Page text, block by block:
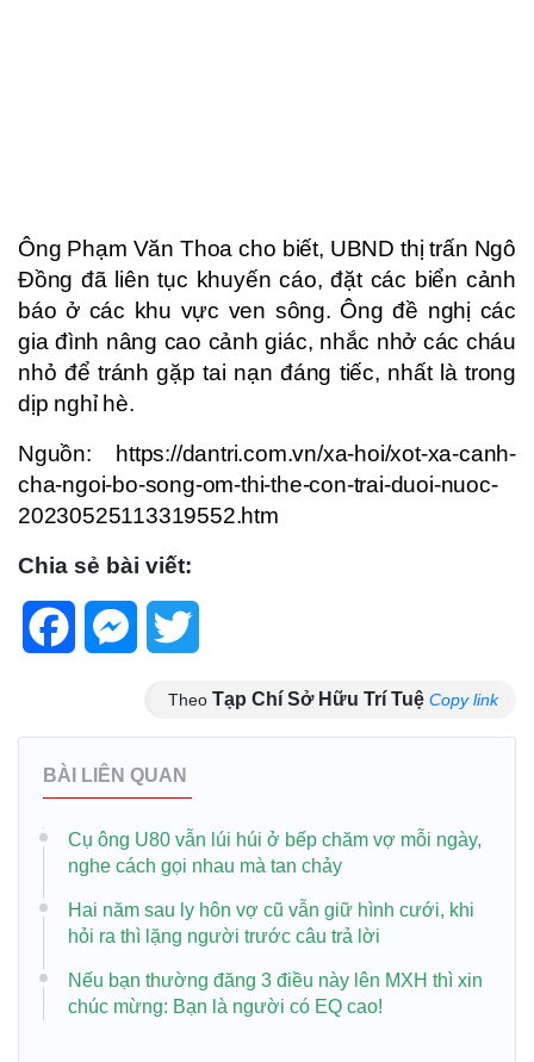
Ông Phạm Văn Thoa cho biết, UBND thị trấn Ngô
Đồng đã liên tục khuyến cáo, đặt các biển cảnh
báo ở các khu vực ven sông. Ông đề nghị các
gia đình nâng cao cảnh giác, nhắc nhở các cháu
nhỏ để tránh gặp tai nạn đáng tiếc, nhất là trong
dịp nghỉ hè.
Nguồn: https://dantri.com.vn/xa-hoi/xot-xa-canh-
cha-ngoi-bo-song-om-thi-the-con-trai-duoi-nuoc-
20230525113319552.htm
Chia sẻ bài viết:
FacebookMessenger
Theo Tạp Chí Sở Hữu Trí Tuệ Copy link
BÀI LIÊN QUAN
Cụ ông U80 vẫn lúi húi ở bếp chăm vợ mỗi ngày,
nghe cách gọi nhau mà tan chảy
Hai năm sau ly hôn vợ cũ vẫn giữ hình cưới, khi
hỏi ra thì lặng người trước câu trả lời
Nếu bạn thường đăng 3 điều này lên MXH thì xin
chúc mừng: Bạn là người có EQ cao!